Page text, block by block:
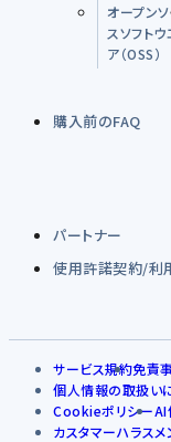
オープン
スソフトウ
ア（OSS）
購入前のFAQ
パートナー
使用許諾契約/利
サービス規約免責
個人情報の取扱い
CookieポリシーAI
カスタマーハラス